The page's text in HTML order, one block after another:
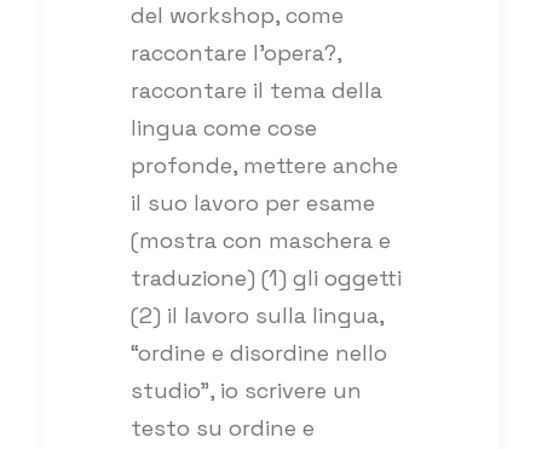
del workshop, come
raccontare l’opera?,
raccontare il tema della
lingua come cose
profonde, mettere anche
il suo lavoro per esame
(mostra con maschera e
traduzione) (1) gli oggetti
(2) il lavoro sulla lingua,
“ordine e disordine nello
studio”, io scrivere un
testo su ordine e